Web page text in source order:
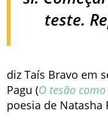
teste.
diz Taís Bravo em
Pagu (O tesão
poesia de Natasha